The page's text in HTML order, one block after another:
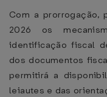
Com a prorrogação,
2026 os
identificação fiscal
dos documentos
permitirá a
leiautes e das